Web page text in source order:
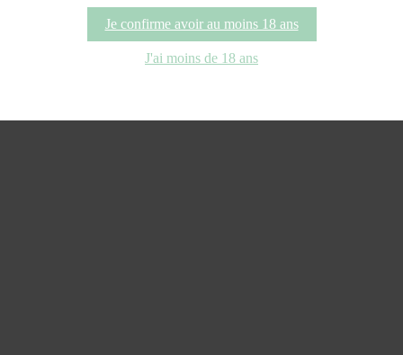
Je confirme avoir au moins 18 ans
J'ai moins de 18 ans